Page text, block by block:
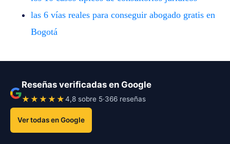
las 6 vías reales para conseguir abogado gratis en
Bogotá
Reseñas verificadas en Google
★★★★★4,8 sobre 5·366 reseñas
Ver todas en Google